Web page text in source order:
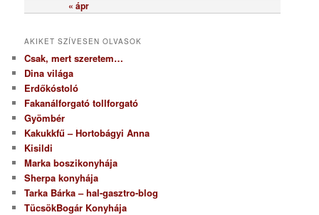
« ápr
AKIKET SZÍVESEN OLVASOK
Csak, mert szeretem…
Dina világa
Erdőkóstoló
Fakanálforgató tollforgató
Gyömbér
Kakukkfű – Hortobágyi Anna
Kisildi
Marka boszikonyhája
Sherpa konyhája
Tarka Bárka – hal-gasztro-blog
TücsökBogár Konyhája